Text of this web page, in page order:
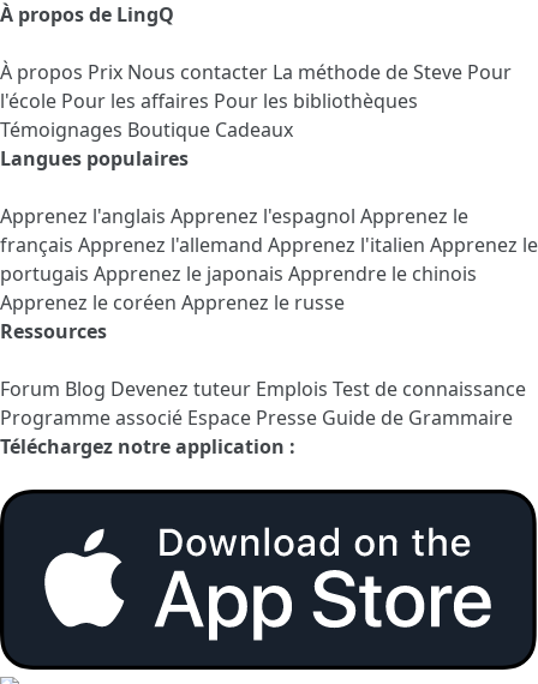
À propos de LingQ
À propos Prix Nous contacter La méthode de Steve Pour
l'école Pour les affaires Pour les bibliothèques
Témoignages Boutique Cadeaux
Langues populaires
Apprenez l'anglais Apprenez l'espagnol Apprenez le
français Apprenez l'allemand Apprenez l'italien Apprenez le
portugais Apprenez le japonais Apprendre le chinois
Apprenez le coréen Apprenez le russe
Ressources
Forum Blog Devenez tuteur Emplois Test de connaissance
Programme associé Espace Presse Guide de Grammaire
Téléchargez notre application :